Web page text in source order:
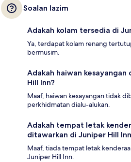
Soalan lazim
Adakah kolam tersedia di
Ya, terdapat kolam renang
bermusim.
Adakah haiwan
Hill Inn?
Maaf, haiwan kesayangan tidak
perkhidmatan dialu-alukan.
Adakah tempat letak
ditawarkan di Juniper Hill
Maaf, tiada tempat letak
Juniper Hill Inn.